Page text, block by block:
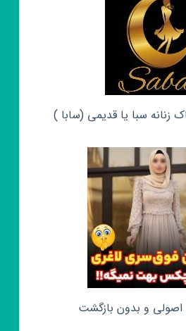
زنانه سبا یا قدیمی (سابا )
و بدون بازگشت